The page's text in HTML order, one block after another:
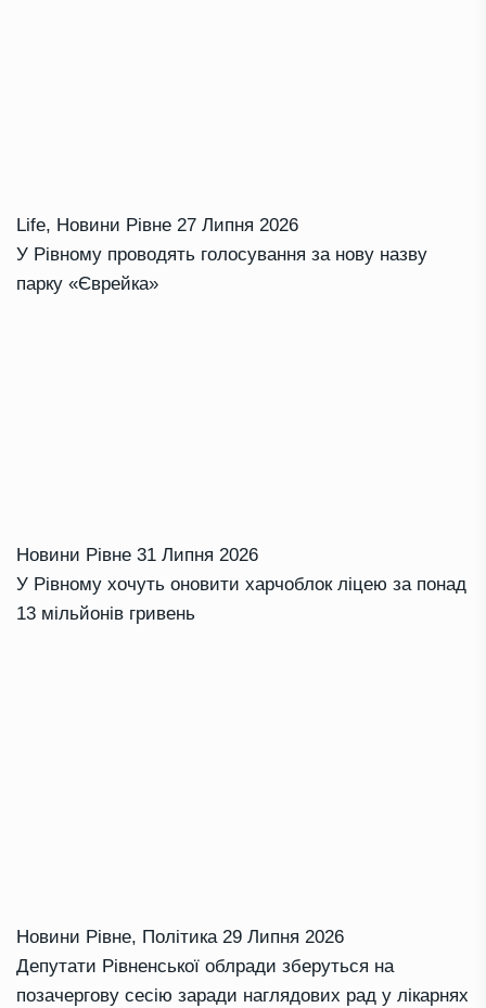
Life, Новини Рівне 27 Липня 2026
У Рівному проводять голосування за нову назву
парку «Єврейка»
Новини Рівне 31 Липня 2026
У Рівному хочуть оновити харчоблок ліцею за понад
13 мільйонів гривень
Новини Рівне, Політика 29 Липня 2026
Депутати Рівненської облради зберуться на
позачергову сесію заради наглядових рад у лікарнях